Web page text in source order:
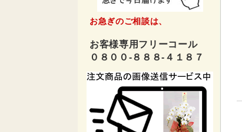
お急ぎのご相談は、
お客様専用フリーコール
０８００-８８８-４１８７